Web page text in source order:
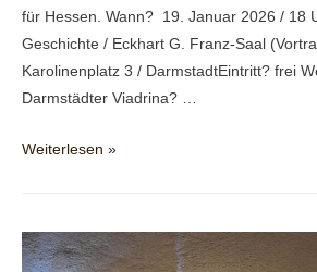
für Hessen. Wann? 19. Januar 2026 / 18
Geschichte / Eckhart G. Franz-Saal
Karolinenplatz 3 / DarmstadtEintritt? frei
Darmstädter Viadrina? …
2026
Schicksale
Weiterlesen »